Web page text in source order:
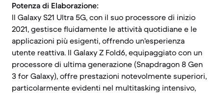
Potenza di Elaborazione:
Il Galaxy S21 Ultra 5G, con il suo processore di inizio
2021, gestisce fluidamente le attività quotidiane e le
applicazioni più esigenti, offrendo un'esperienza
utente reattiva. Il Galaxy Z Fold6, equipaggiato con un
processore di ultima generazione (Snapdragon 8 Gen
3 for Galaxy), offre prestazioni notevolmente superiori,
particolarmente evidenti nel multitasking intensivo,